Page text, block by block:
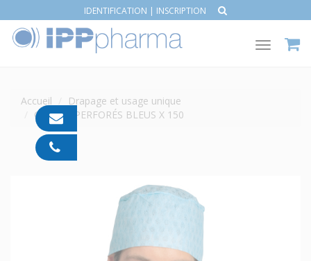
IDENTIFICATION | INSCRIPTION
Toggle
Accueil
Drapage et usage unique
CALOTS PERFORÉS BLEUS X 150
contact@ipp-
pharma.com
91